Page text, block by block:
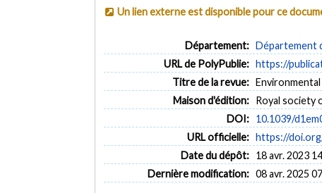
Un lien externe est disponible pour ce
Département: Département
URL de PolyPublie: https://
Titre de la revue:
Maison d'édition: Royal society
DOI: 10.1039/
URL officielle: https://
Date du dépôt: 18 avr. 2023
Dernière modification: 08 avr. 2025